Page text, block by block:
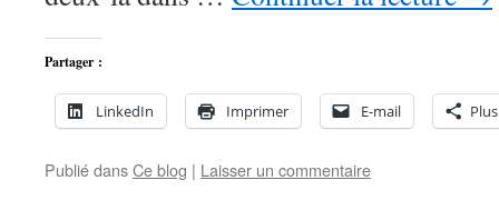
Partager :
LinkedIn Imprimer E-mail Plus
Publié dansCe blog | Laisser un commentaire